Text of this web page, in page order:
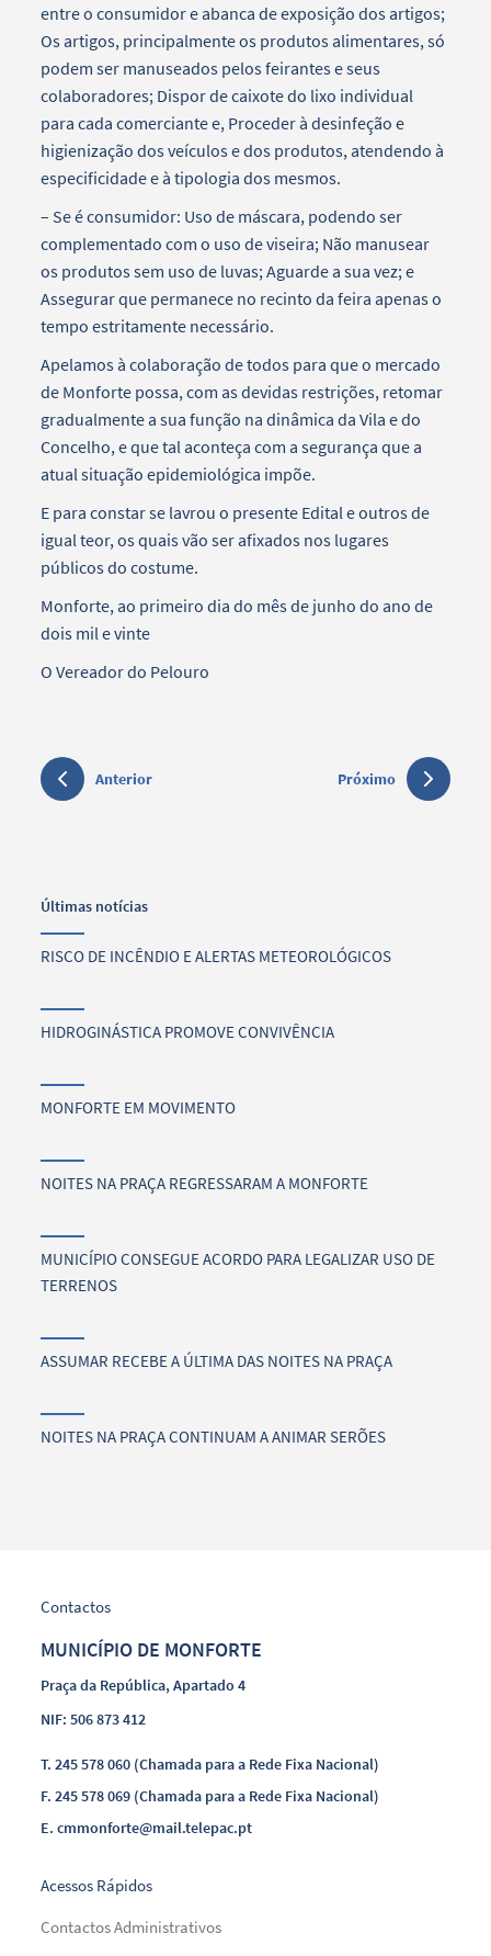
entre o consumidor e abanca de exposição dos artigos;
Os artigos, principalmente os produtos alimentares, só
podem ser manuseados pelos feirantes e seus
colaboradores; Dispor de caixote do lixo individual
para cada comerciante e, Proceder à desinfeção e
higienização dos veículos e dos produtos, atendendo à
especificidade e à tipologia dos mesmos.
– Se é consumidor: Uso de máscara, podendo ser
complementado com o uso de viseira; Não manusear
os produtos sem uso de luvas; Aguarde a sua vez; e
Assegurar que permanece no recinto da feira apenas o
tempo estritamente necessário.
Apelamos à colaboração de todos para que o mercado
de Monforte possa, com as devidas restrições, retomar
gradualmente a sua função na dinâmica da Vila e do
Concelho, e que tal aconteça com a segurança que a
atual situação epidemiológica impõe.
E para constar se lavrou o presente Edital e outros de
igual teor, os quais vão ser afixados nos lugares
públicos do costume.
Monforte, ao primeiro dia do mês de junho do ano de
dois mil e vinte
O Vereador do Pelouro
Anterior Próximo
Últimas notícias
RISCO DE INCÊNDIO E ALERTAS METEOROLÓGICOS
HIDROGINÁSTICA PROMOVE CONVIVÊNCIA
MONFORTE EM MOVIMENTO
NOITES NA PRAÇA REGRESSARAM A MONFORTE
MUNICÍPIO CONSEGUE ACORDO PARA LEGALIZAR USO DE
TERRENOS
ASSUMAR RECEBE A ÚLTIMA DAS NOITES NA PRAÇA
NOITES NA PRAÇA CONTINUAM A ANIMAR SERÕES
Contactos
MUNICÍPIO DE MONFORTE
Praça da República, Apartado 4
NIF: 506 873 412
T.245 578 060 (Chamada para a Rede Fixa Nacional)
F.245 578 069 (Chamada para a Rede Fixa Nacional)
E.cmmonforte@mail.telepac.pt
Acessos Rápidos
Contactos Administrativos